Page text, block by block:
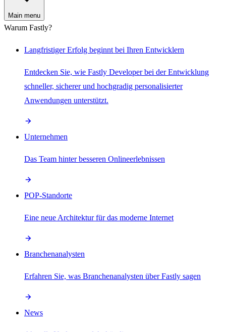
Main menu
Warum Fastly?
Langfristiger Erfolg beginnt bei Ihren Entwicklern
Entdecken Sie, wie Fastly Developer bei der Entwicklung
schneller, sicherer und hochgradig personalisierter
Anwendungen unterstützt.
Unternehmen
Das Team hinter besseren Onlineerlebnissen
POP-Standorte
Eine neue Architektur für das moderne Internet
Branchenanalysten
Erfahren Sie, was Branchenanalysten über Fastly sagen
News